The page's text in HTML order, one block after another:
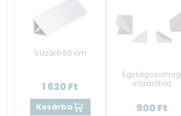
Vízzáró 60 cm
1 620 Ft
Kosárba
Egységcsomag
vízzáróhoz
900 Ft